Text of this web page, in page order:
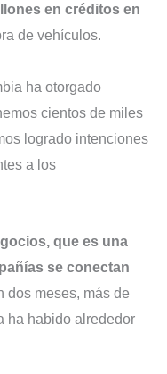
en créditos en
de vehículos.
ha otorgado
cientos de miles
logrado intenciones
a los
que es una
se conectan
dos meses, más de
ha habido alrededor